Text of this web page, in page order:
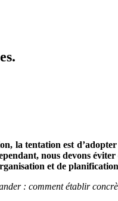
la tentation est
nous devons
et de
: comment établir